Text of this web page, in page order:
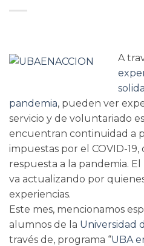
A
pandemia, pueden ver
servicio y de voluntariado
encuentran continuidad a
impuestas por el COVID-
respuesta a la pandemia.
va actualizando por
experiencias.
Este mes, mencionamos
alumnos de la Universidad
través de, programa “UBA